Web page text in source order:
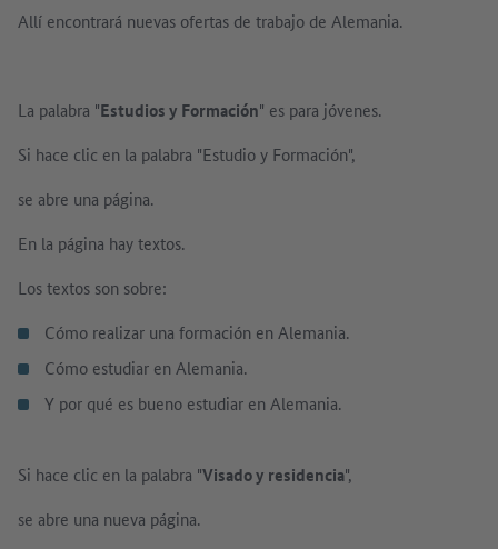
Allí encontrará nuevas ofertas de trabajo de Alemania.
La palabra "Estudios y Formación" es para jóvenes.
Si hace clic en la palabra "Estudio y Formación",
se abre una página.
En la página hay textos.
Los textos son sobre:
Cómo realizar una formación en Alemania.
Cómo estudiar en Alemania.
Y por qué es bueno estudiar en Alemania.
Si hace clic en la palabra "Visado y residencia",
se abre una nueva página.